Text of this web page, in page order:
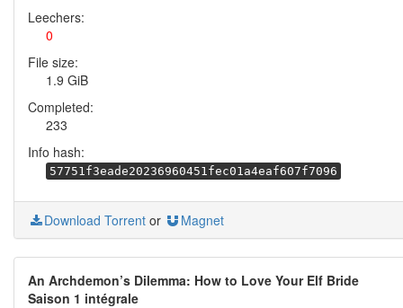
Leechers:
0
File size:
1.9 GiB
Completed:
233
Info hash:
57751f3eade20236960451fec01a4eaf607f7096
Download Torrent or Magnet
An Archdemon’s Dilemma: How to Love Your Elf Bride
Saison 1 intégrale